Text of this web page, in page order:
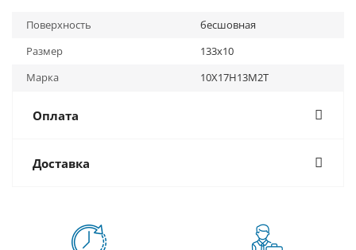
Поверхность
бесшовная
Размер
133х10
Марка
10Х17Н13М2Т
Оплата
Доставка